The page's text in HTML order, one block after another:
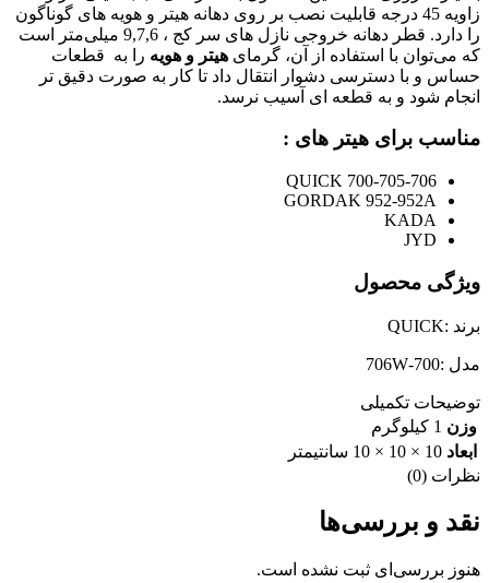
زاویه 45 درجه قابلیت نصب بر روی دهانه هیتر و هویه های گوناگون
را دارد. قطر دهانه خروجی نازل های سر کج ، 9,7,6 میلی‌متر است
که می‌توان با استفاده از آن، گرمای هیتر و هویه را به قطعات
حساس و با دسترسی دشوار انتقال داد تا کار به صورت دقیق تر
انجام شود و به قطعه ای آسیب نرسد.
مناسب برای هیتر های :
QUICK 700-705-706
GORDAK 952-952A
KADA
JYD
ویژگی محصول
برند :QUICK
مدل :700-706W
توضیحات تکمیلی
وزن 1 کیلوگرم
ابعاد 10 × 10 × 10 سانتیمتر
نظرات (0)
نقد و بررسی‌ها
هنوز بررسی‌ای ثبت نشده است.